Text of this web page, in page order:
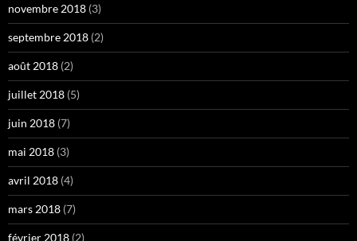
novembre 2018 (3)
septembre 2018 (2)
août 2018 (2)
juillet 2018 (5)
juin 2018 (7)
mai 2018 (3)
avril 2018 (4)
mars 2018 (7)
février 2018 (2)